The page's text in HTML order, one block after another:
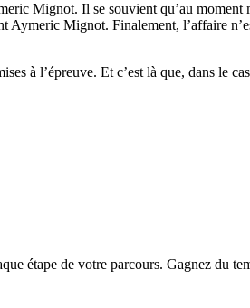
Mignot. Il se souvient qu’au
Mignot. Finalement, l’affaire
à l’épreuve. Et c’est là que, dans le
étape de votre parcours. Gagnez du